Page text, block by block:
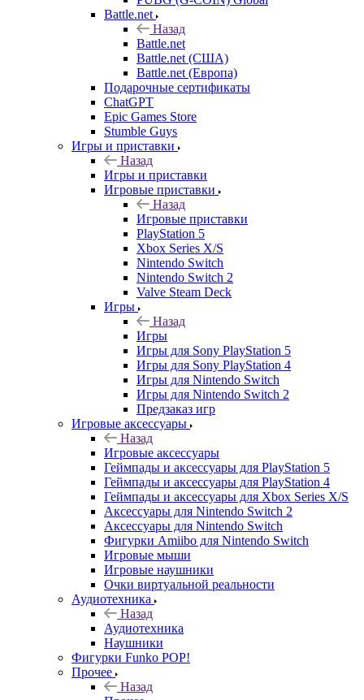
Battle.net
Назад
Battle.net
Battle.net (США)
Battle.net (Европа)
Подарочные сертификаты
ChatGPT
Epic Games Store
Stumble Guys
Игры и приставки
Назад
Игры и приставки
Игровые приставки
Назад
Игровые приставки
PlayStation 5
Xbox Series X/S
Nintendo Switch
Nintendo Switch 2
Valve Steam Deck
Игры
Назад
Игры
Игры для Sony PlayStation 5
Игры для Sony PlayStation 4
Игры для Nintendo Switch
Игры для Nintendo Switch 2
Предзаказ игр
Игровые аксессуары
Назад
Игровые аксессуары
Геймпады и аксессуары для PlayStation 5
Геймпады и аксессуары для PlayStation 4
Геймпады и аксессуары для Xbox Series X/S
Аксессуары для Nintendo Switch 2
Аксессуары для Nintendo Switch
Фигурки Amiibo для Nintendo Switch
Игровые мыши
Игровые наушники
Очки виртуальной реальности
Аудиотехника
Назад
Аудиотехника
Наушники
Фигурки Funko POP!
Прочее
Назад